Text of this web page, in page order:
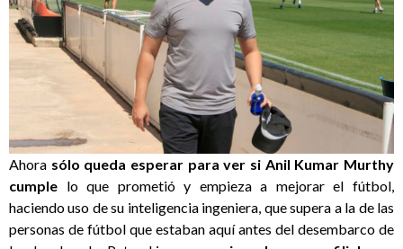
Ahora sólo queda esperar para ver si Anil Kumar Murthy
cumple lo que prometió y empieza a mejorar el fútbol,
haciendo uso de su inteligencia ingeniera, que supera a la de las
personas de fútbol que estaban aquí antes del desembarco de